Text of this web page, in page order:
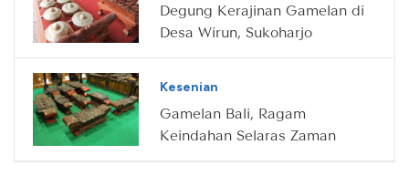
Degung Kerajinan Gamelan di
Desa Wirun, Sukoharjo
Kesenian
Gamelan Bali, Ragam
Keindahan Selaras Zaman